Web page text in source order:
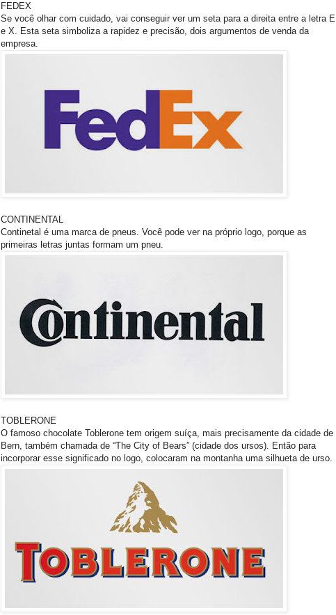
FEDEX
Se você olhar com cuidado, vai conseguir ver um seta para a direita entre a letra E
e X. Esta seta simboliza a rapidez e precisão, dois argumentos de venda da
empresa.
CONTINENTAL
Continetal é uma marca de pneus. Você pode ver na próprio logo, porque as
primeiras letras juntas formam um pneu.
TOBLERONE
O famoso chocolate Toblerone tem origem suíça, mais precisamente da cidade de
Bern, também chamada de “The City of Bears” (cidade dos ursos). Então para
incorporar esse significado no logo, colocaram na montanha uma silhueta de urso.